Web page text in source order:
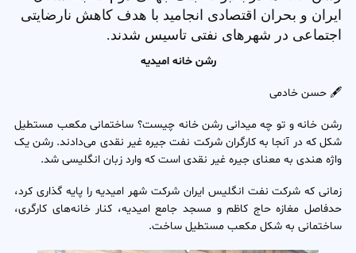
ایران و بحران اقتصادی انجامید با هدف کاهش نارضایتی
اجتماعی در شهرهای نفتی تاسیس شدند.
رشن خانه امیدیه
🖋 حسن خادمی
رشن خانه و تو چه میدانی رشن خانه چیست؟ ساختمانی مکعب مستطیل
شکل که در آنجا به کارگران شرکت نفت جیره غیر نقدی می‌دادند. رشن یک
واژه هندی به معنای جیره غیر نقدی است که وارد زبان انگلیسی شد.
زمانی که شرکت نفت انگلیس ایران شرکت شهر امیدیه را پایه گذاری کرد،
حدفاصل مغازه حاج کاظم و مسجد جامع امیدیه، کنار خانه‌‌‌های کارگری،
ساختمانی به شکل مکعب مستطیل ساخت.